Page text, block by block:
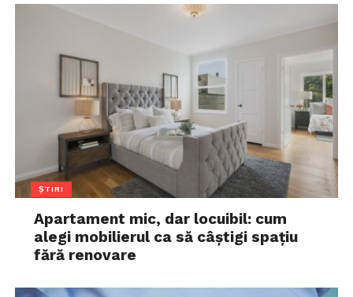
ȘTIRI
Apartament mic, dar locuibil: cum
alegi mobilierul ca să câștigi spațiu
fără renovare